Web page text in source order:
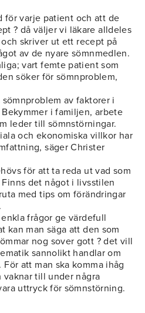
för varje patient och att de
? då väljer vi läkare alldeles
skriver ut ett recept på
av de nyare sömnmedlen.
vart femte patient som
söker för sömnproblem,
av faktorer i
i familjen, arbete
leder till sömnstörningar.
och ekonomiska villkor har
säger Christer
för att ta reda ut vad som
det något i livsstilen
med tips om förändringar
frågor ge värdefull
kan man säga att den som
nog sover gott ? det vill
sannolikt handlar om
att man ska komma ihåg
vaknar till under några
uttryck för sömnstörning.